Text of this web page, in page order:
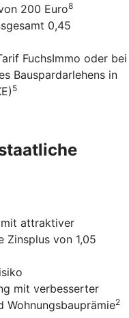
200 Euro8
0,45
FuchsImmo oder bei
Bauspardarlehens in
5
mit attraktiver
Zinsplus von 1,05
mit verbesserter
Wohnungsbauprämie2